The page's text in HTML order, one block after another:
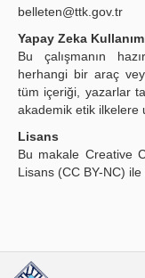
belleten@ttk.gov.tr
Yapay Zeka
Bu çalışmanın
herhangi bir araç
tüm içeriği, yazarlar
akademik etik ilkelere
Lisans
Bu makale Creative
Lisans (CC BY-NC) ile